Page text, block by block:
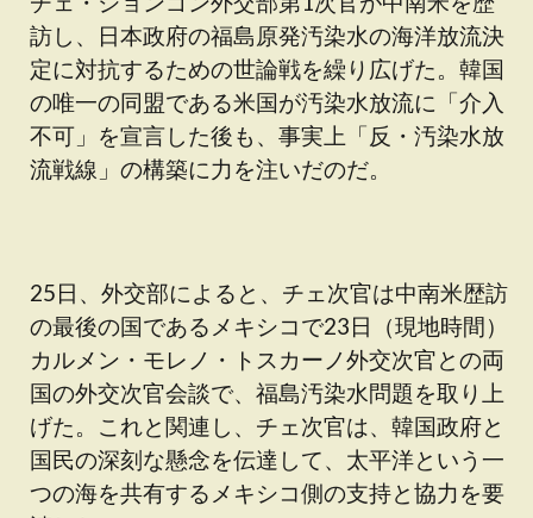
訪し、日本政府の福島原発汚染水の海洋放流決
定に対抗するための世論戦を繰り広げた。韓国
の唯一の同盟である米国が汚染水放流に「介入
不可」を宣言した後も、事実上「反・汚染水放
流戦線」の構築に力を注いだのだ。
25日、外交部によると、チェ次官は中南米歴訪
の最後の国であるメキシコで23日（現地時間）
カルメン・モレノ・トスカーノ外交次官との両
国の外交次官会談で、福島汚染水問題を取り上
げた。これと関連し、チェ次官は、韓国政府と
国民の深刻な懸念を伝達して、太平洋という一
つの海を共有するメキシコ側の支持と協力を要